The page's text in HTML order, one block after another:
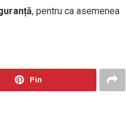
, pentru ca asemenea
Pin